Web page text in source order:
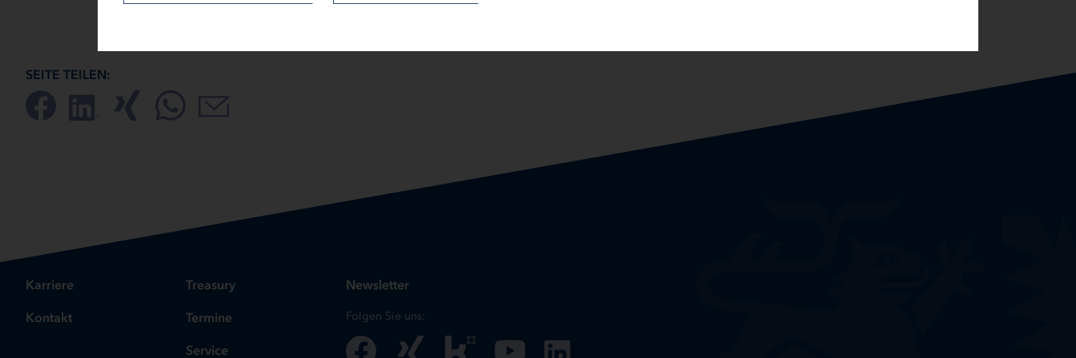
SEITE TEILEN:
Karriere
Kontakt
Treasury
Termine
Service
Newsletter
Folgen Sie uns: